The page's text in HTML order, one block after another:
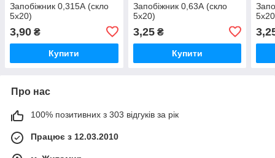
Запобіжник 0,315А (скло
5х20)
3,90 ₴
Купити
Запобіжник 0,63А (скло
5х20)
3,25₴
Купити
Про нас
100% позитивних з 303 відгуків за рік
Працює з 12.03.2010